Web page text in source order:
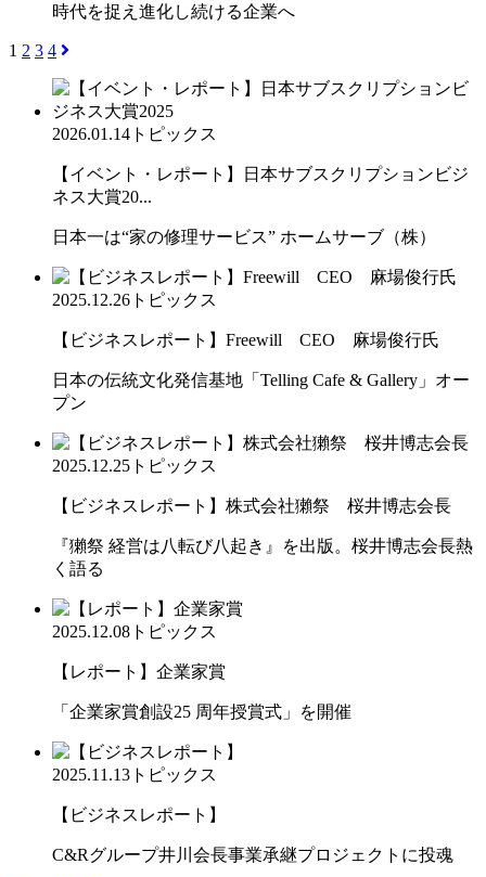
時代を捉え進化し続ける企業へ
1 2 3 4
2026.01.14 トピックス
【イベント・レポート】日本サブスクリプションビジ
ネス大賞20...
日本一は“家の修理サービス” ホームサーブ（株）
2025.12.26 トピックス
【ビジネスレポート】Freewill CEO 麻場俊行氏
日本の伝統文化発信基地「Telling Cafe & Gallery」オー
プン
2025.12.25 トピックス
【ビジネスレポート】株式会社獺祭 桜井博志会長
『獺祭 経営は八転び八起き』を出版。桜井博志会長熱
く語る
2025.12.08 トピックス
【レポート】企業家賞
「企業家賞創設25 周年授賞式」を開催
2025.11.13 トピックス
【ビジネスレポート】
C&Rグループ井川会長事業承継プロジェクトに投魂